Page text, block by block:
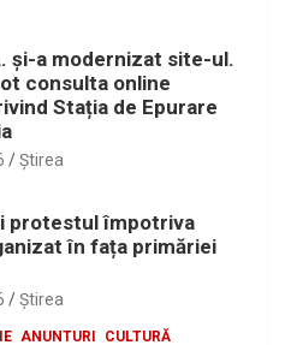
și-a modernizat site-ul.
consulta online
Stația de Epurare
Ştirea
protestul împotriva
în fața primăriei
Ştirea
ANUNTURI CULTURĂ